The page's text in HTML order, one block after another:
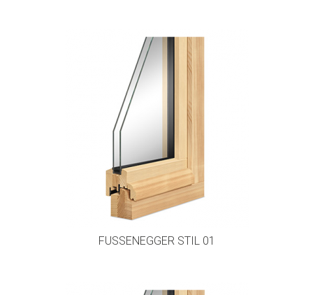
FUSSENEGGER STIL 01